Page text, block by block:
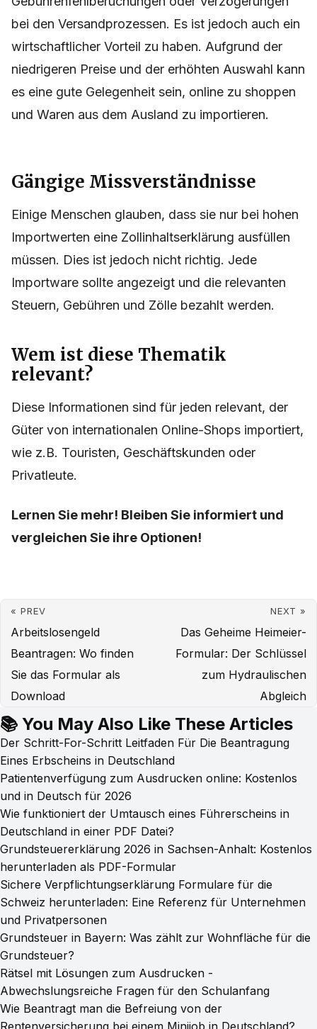
bei den Versandprozessen. Es ist jedoch auch ein
wirtschaftlicher Vorteil zu haben. Aufgrund der
niedrigeren Preise und der erhöhten Auswahl kann
es eine gute Gelegenheit sein, online zu shoppen
und Waren aus dem Ausland zu importieren.
Gängige Missverständnisse
Einige Menschen glauben, dass sie nur bei hohen
Importwerten eine Zollinhaltserklärung ausfüllen
müssen. Dies ist jedoch nicht richtig. Jede
Importware sollte angezeigt und die relevanten
Steuern, Gebühren und Zölle bezahlt werden.
Wem ist diese Thematik
relevant?
Diese Informationen sind für jeden relevant, der
Güter von internationalen Online-Shops importiert,
wie z.B. Touristen, Geschäftskunden oder
Privatleute.
Lernen Sie mehr! Bleiben Sie informiert und
vergleichen Sie ihre Optionen!
« PREV
Arbeitslosengeld
Beantragen: Wo finden
Sie das Formular als
Download
NEXT »
Das Geheime Heimeier-
Formular: Der Schlüssel
zum Hydraulischen
Abgleich
📚 You May Also Like These Articles
Der Schritt-For-Schritt Leitfaden Für Die Beantragung
Eines Erbscheins in Deutschland
Patientenverfügung zum Ausdrucken online: Kostenlos
und in Deutsch für 2026
Wie funktioniert der Umtausch eines Führerscheins in
Deutschland in einer PDF Datei?
Grundsteuererklärung 2026 in Sachsen-Anhalt: Kostenlos
herunterladen als PDF-Formular
Sichere Verpflichtungserklärung Formulare für die
Schweiz herunterladen: Eine Referenz für Unternehmen
und Privatpersonen
Grundsteuer in Bayern: Was zählt zur Wohnfläche für die
Grundsteuer?
Rätsel mit Lösungen zum Ausdrucken -
Abwechslungsreiche Fragen für den Schulanfang
Wie Beantragt man die Befreiung von der